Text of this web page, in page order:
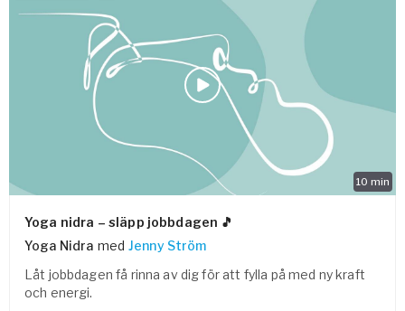
10 min
Yoga nidra – släpp jobbdagen 🎵
Yoga Nidra med Jenny Ström
Låt jobbdagen få rinna av dig för att fylla på med ny kraft
och energi.